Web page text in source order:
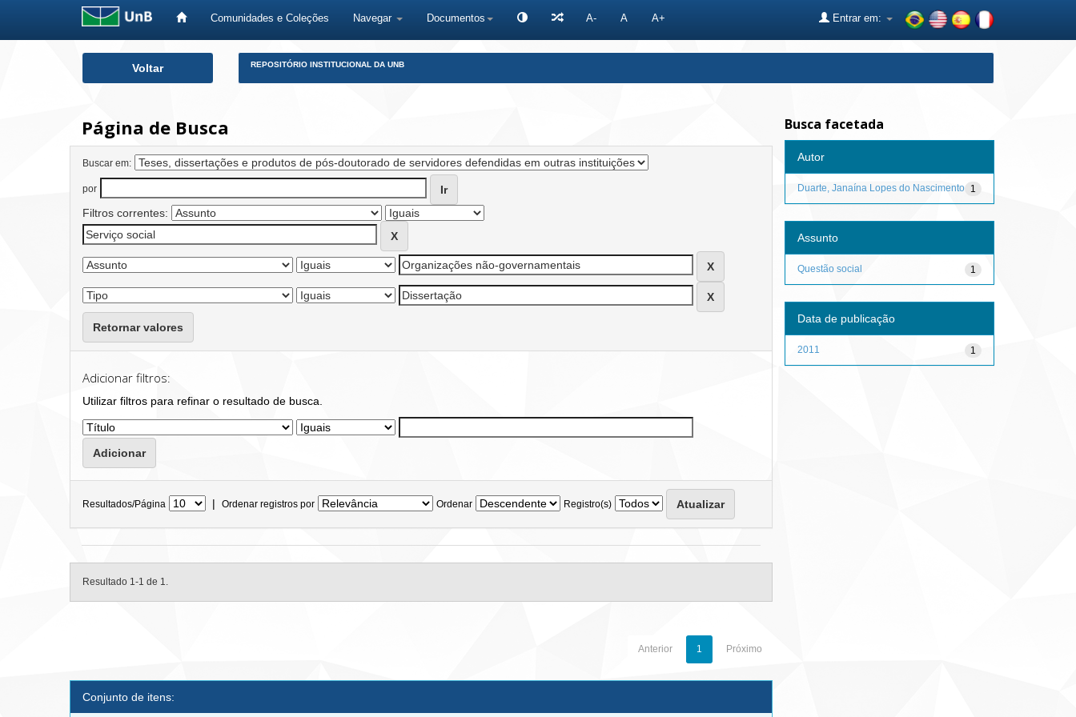
Comunidades e Coleções Navegar Documentos A- A A+ Entrar em:
Voltar REPOSITÓRIO INSTITUCIONAL DA UNB
Página de Busca
Buscar em:
por
Filtros correntes:
Retornar valores
Adicionar filtros:
Utilizar filtros para refinar o resultado de busca.
Resultados/Página | Ordenar registros por Ordenar Registro(s)
Resultado 1-1 de 1.
Anterior 1 Próximo
Conjunto de itens:
Busca facetada
Autor
1
Duarte, Janaína Lopes do Nascimento
Assunto
1
Questão social
Data de publicação
1
2011